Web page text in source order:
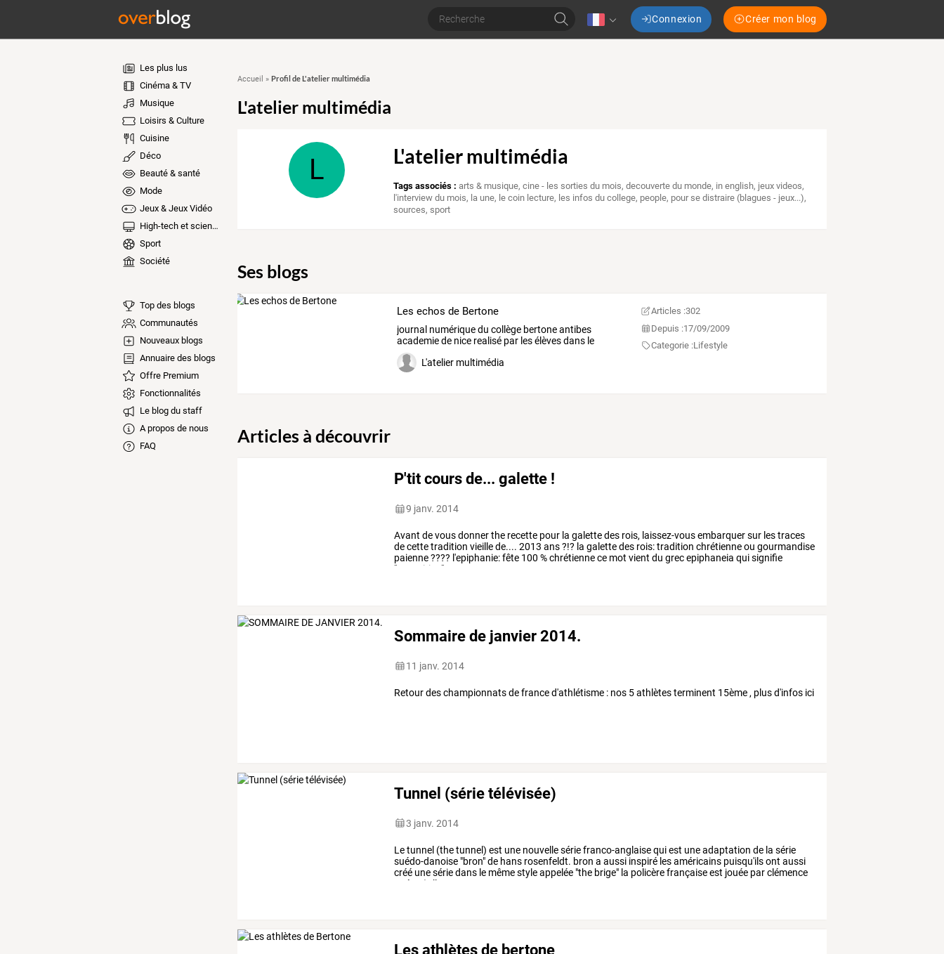
Connexion Créer mon blog
Les plus lus
Cinéma & TV
Musique
Loisirs & Culture
Cuisine
Déco
Beauté & santé
Mode
Jeux & Jeux Vidéo
High-tech et sciences
Sport
Société
Top des blogs
Communautés
Nouveaux blogs
Annuaire des blogs
Offre Premium
Fonctionnalités
Le blog du staff
A propos de nous
FAQ
Accueil » Profil de L'atelier multimédia
L'atelier multimédia
L L'atelier multimédia
Tags associés : arts & musique,cine - les sorties du mois,decouverte du monde, in english, jeux videos,
l'interview du mois, la une, le coin lecture, les infos du college, people, pour se distraire (blagues - jeux...),
sources,sport
Ses blogs
Les echos de Bertone
journal numériquedu collègebertoneantibes
academiedenicerealiséparlesélèvesdansle
cadre
L'atelier multimédia
Articles :302
Depuis :17/09/2009
Categorie :Lifestyle
Articles à découvrir
P'tit cours de... galette !
9 janv. 2014
Avant devousdonnerthe recette pour la galettedes rois, laissez-vousembarquersur lestraces
decettetradition vieillede.... 2013 ans?!? la galettedes rois:tradition chrétienneou gourmandise
paienne???? l'epiphanie:fête 100 %chrétiennece mot vient du grecepiphaneia quisignifie
"apparition"
Sommaire de janvier 2014.
11 janv. 2014
Retour des championnats de france d'athlétisme : nos 5 athlètes terminent 15ème , plus d'infos ici
Tunnel (série télévisée)
3 janv. 2014
Letunnel (thetunnel) est une nouvellesériefranco-anglaisequiest uneadaptation de la série
suédo-danoise "bron"de hans rosenfeldt. bron a aussi inspiré lesaméricains puisqu'ilsont aussi
créé unesériedans le mêmestyleappelée "the brige" la policèrefrançaiseest jouée parclémence
poésy
( elle
Les athlètes de bertone